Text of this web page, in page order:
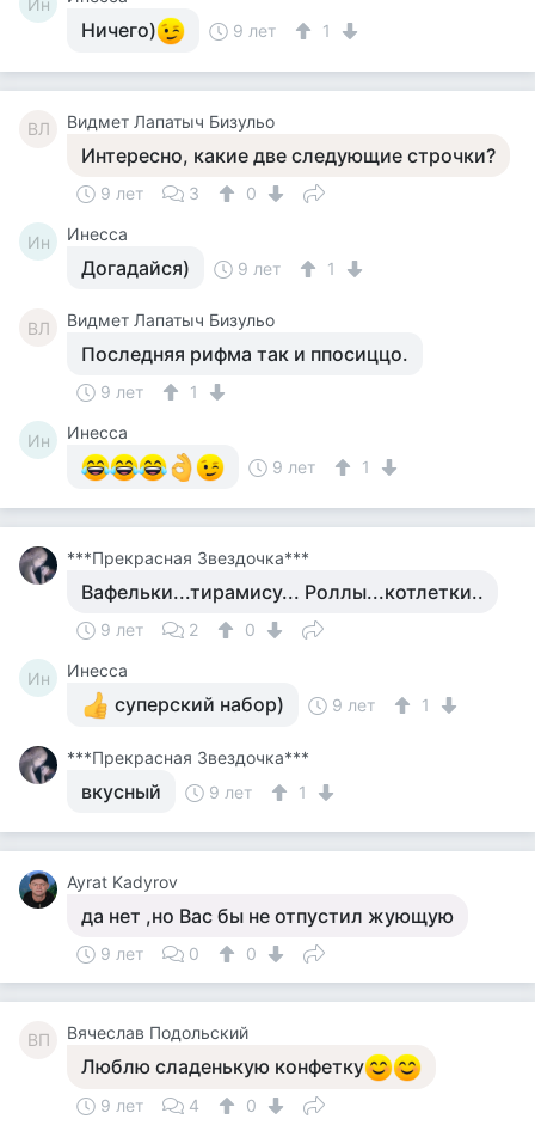
Ин
Ничего) 9 лет 1
ВЛ Видмет Лапатыч Бизульо
Интересно, какие две следующие строчки?
9 лет 3 0
Ин Инесса
Догадайся) 9 лет 1
ВЛ Видмет Лапатыч Бизульо
Последняя рифма так и ппосиццо.
9 лет 1
Ин
Инесса
9 лет
1
***Прекрасная Звездочка***
Вафельки...тирамису... Роллы...котлетки..
9 лет 2 0
Ин Инесса
суперский набор) 9 лет 1
***Прекрасная Звездочка***
вкусный 9 лет 1
Ayrat Kadyrov
да нет ,но Вас бы не отпустил жующую
9 лет 0 0
ВП Вячеслав Подольский
Люблю сладенькую конфетку
9 лет 4 0